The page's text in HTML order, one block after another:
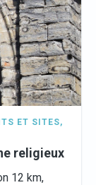
ET SITES,
religieux
12 km,